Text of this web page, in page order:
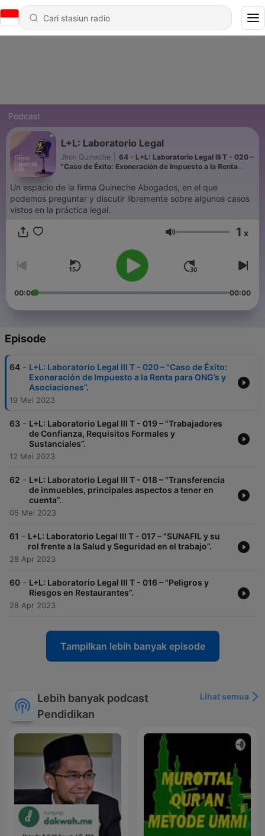
Podcast
L+L: Laboratorio Legal
Jhon Quineche
64 - L+L: Laboratorio Legal III T - 020 –
"Caso de Éxito: Exoneración de Impuesto a la Renta
Un espacio de la firma Quineche Abogados, en el que
podemos preguntar y discutir libremente sobre algunos casos
vistos en la práctica legal.
Volume 1 x
00:00 00:00
Episode
64 - L+L: Laboratorio Legal III T - 020 – "Caso de Éxito:
Exoneración de Impuesto a la Renta para ONG’s y
Asociaciones”.
19 Mei 2023
63 - L+L: Laboratorio Legal III T - 019 – "Trabajadores
de Confianza, Requisitos Formales y
Sustanciales”.
12 Mei 2023
62 - L+L: Laboratorio Legal III T - 018 – "Transferencia
de inmuebles, principales aspectos a tener en
cuenta”.
05 Mei 2023
61 - L+L: Laboratorio Legal III T - 017 – "SUNAFIL y su
rol frente a la Salud y Seguridad en el trabajo”.
28 Apr 2023
60 - L+L: Laboratorio Legal III T - 016 – "Peligros y
Riesgos en Restaurantes”.
28 Apr 2023
Tampilkan lebih banyak episode
Lebih banyak podcast
Pendidikan
Lihat semua